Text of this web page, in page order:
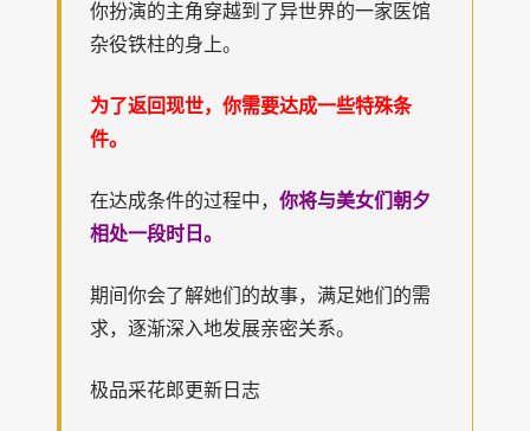
你扮演的主角穿越到了异世界的一家医馆
杂役铁柱的身上。
为了返回现世，你需要达成一些特殊条
件。
在达成条件的过程中， 你将与美女们朝夕
相处一段时日。
期间你会了解她们的故事，满足她们的需
求，逐渐深入地发展亲密关系。
极品采花郎更新日志